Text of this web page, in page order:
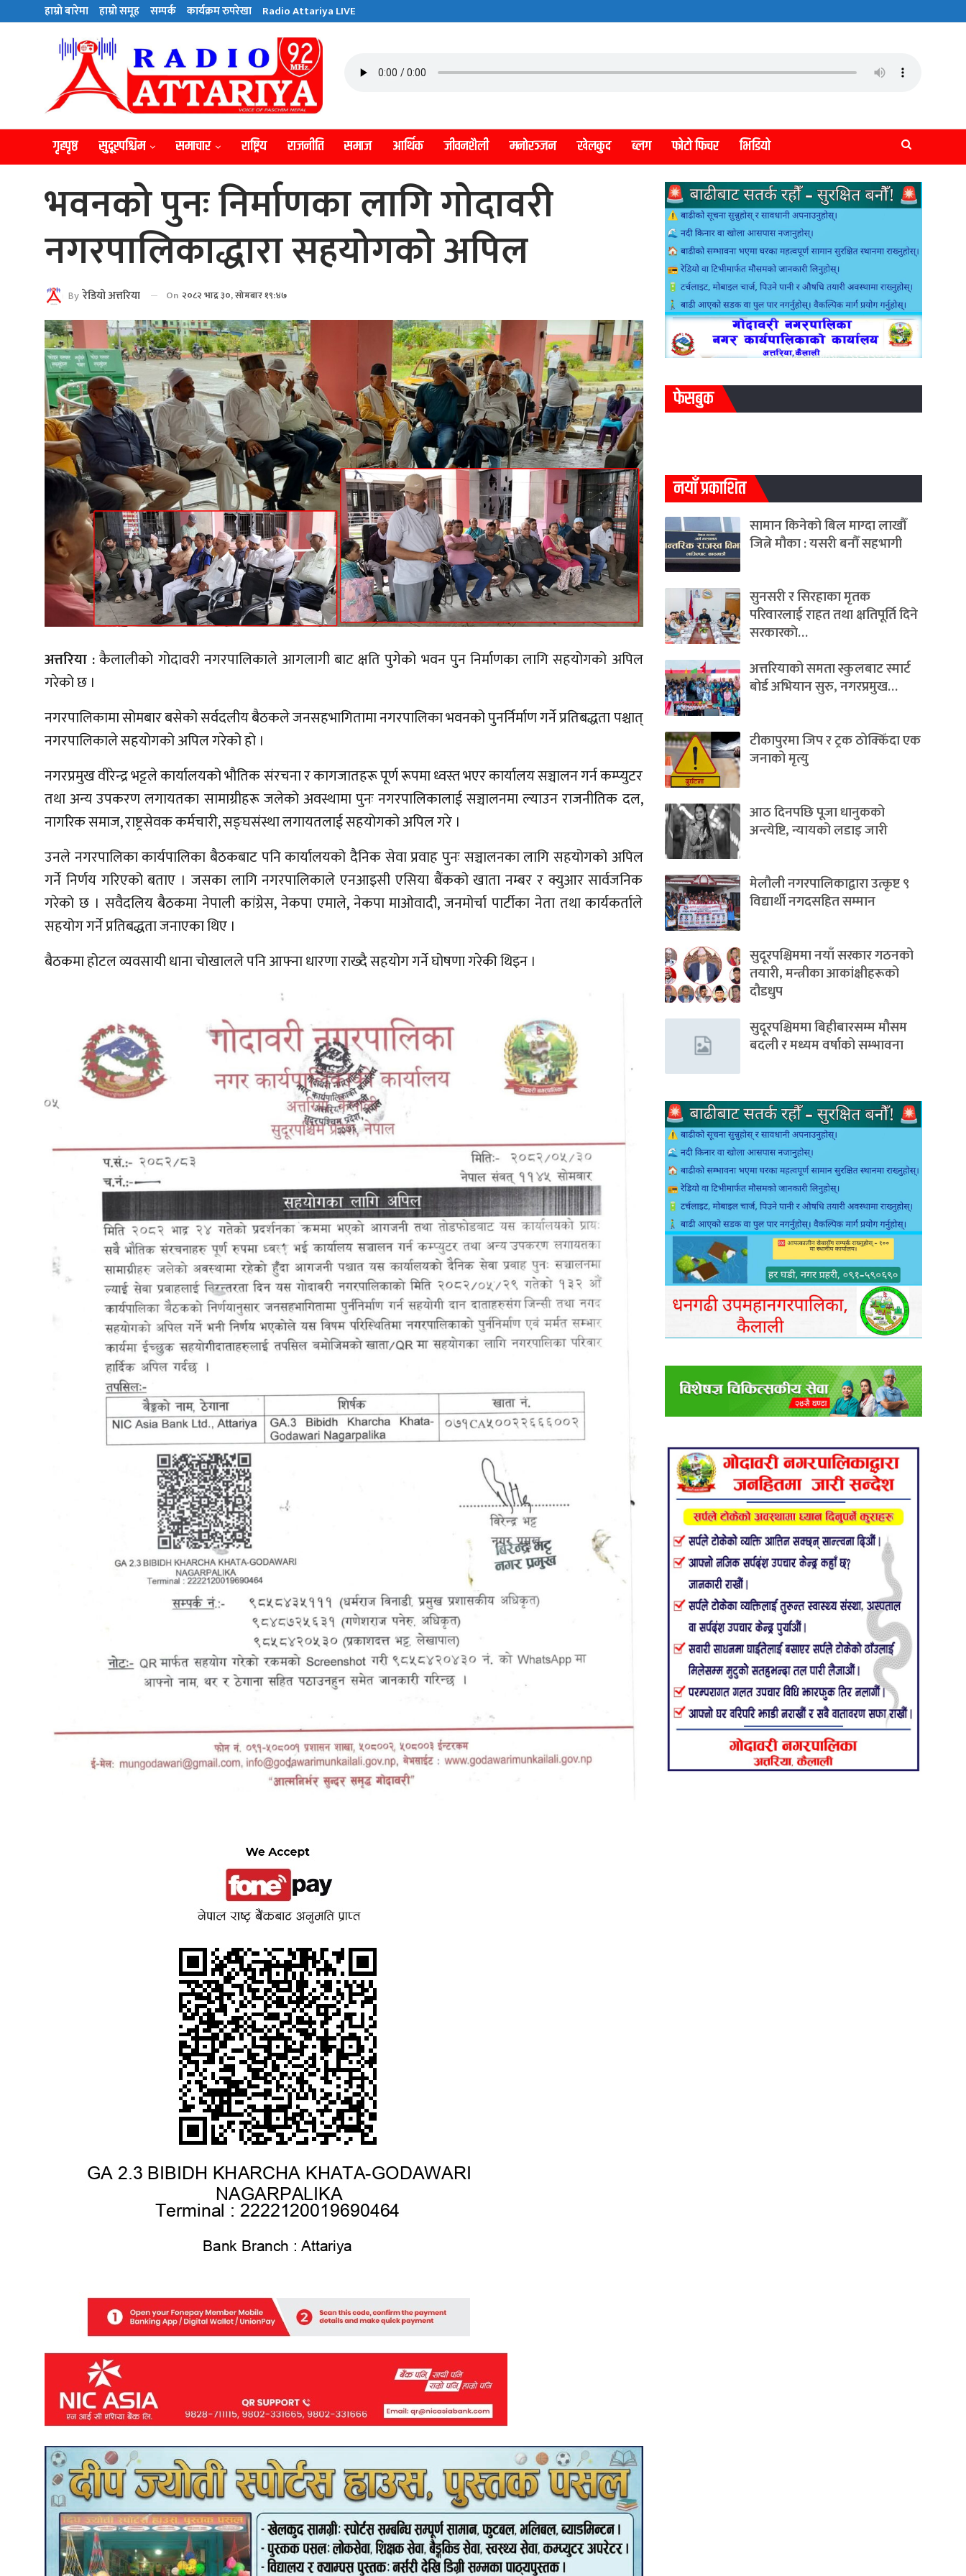
हाम्राे बारेमा हाम्राे समूह सम्पर्क कार्यक्रम रुपरेखा Radio Attariya LIVE
गृहपृष्ठ सुदूरपश्चिम समाचार राष्ट्रिय राजनीति समाज आर्थिक जीवनशैली मनाेरञ्जन खेलकुद ब्लग फोटो फिचर भिडियो
भवनको पुनः निर्माणका लागि गोदावरी
नगरपालिकाद्धारा सहयोगको अपिल
By रेडियाे अत्तरिया On २०८२ भाद्र ३०, सोमबार १९:४७
अत्तरिया :कैलालीको गोदावरी नगरपालिकाले आगलागी बाट क्षति पुगेको भवन पुन निर्माणका लागि सहयोगको अपिल
गरेको छ ।
नगरपालिकामा सोमबार बसेको सर्वदलीय बैठकले जनसहभागितामा नगरपालिका भवनको पुनर्निर्माण गर्ने प्रतिबद्धता पश्चात्
नगरपालिकाले सहयोगको अपिल गरेको हो ।
नगरप्रमुख वीरेन्द्र भट्टले कार्यालयको भौतिक संरचना र कागजातहरू पूर्ण रूपमा ध्वस्त भएर कार्यालय सञ्चालन गर्न कम्प्युटर
तथा अन्य उपकरण लगायतका सामाग्रीहरू जलेको अवस्थामा पुनः नगरपालिकालाई सञ्चालनमा ल्याउन राजनीतिक दल,
नागरिक समाज, राष्ट्रसेवक कर्मचारी, सङ्घसंस्था लगायतलाई सहयोगको अपिल गरे ।
उनले नगरपालिका कार्यपालिका बैठकबाट पनि कार्यालयको दैनिक सेवा प्रवाह पुनः सञ्चालनका लागि सहयोगको अपिल
गर्ने निर्णय गरिएको बताए । जसका लागि नगरपालिकाले एनआइसी एसिया बैंकको खाता नम्बर र क्युआर सार्वजनिक
गरेको छ । सवैदलिय बैठकमा नेपाली कांग्रेस, नेकपा एमाले, नेकपा माओवादी, जनमोर्चा पार्टीका नेता तथा कार्यकर्ताले
सहयोग गर्ने प्रतिबद्धता जनाएका थिए ।
बैठकमा होटल व्यवसायी धाना चोखालले पनि आफ्ना धारणा राख्दै सहयोग गर्ने घोषणा गरेकी थिइन ।
फेसबुक
नयाँ प्रकाशित
सामान किनेको बिल माग्दा लाखौँ
जित्ने मौका : यसरी बनौँ सहभागी
सुनसरी र सिरहाका मृतक
परिवारलाई राहत तथा क्षतिपूर्ति दिने
सरकारकाे…
अत्तरियाको समता स्कुलबाट स्मार्ट
बोर्ड अभियान सुरु, नगरप्रमुख…
टीकापुरमा जिप र ट्रक ठोक्किँदा एक
जनाको मृत्यु
आठ दिनपछि पूजा धानुकको
अन्त्येष्टि, न्यायको लडाइ जारी
मेलौली नगरपालिकाद्वारा उत्कृष्ट ९
विद्यार्थी नगदसहित सम्मान
सुदूरपश्चिममा नयाँ सरकार गठनको
तयारी, मन्त्रीका आकांक्षीहरूको
दौडधुप
सुदूरपश्चिममा बिहीबारसम्म मौसम
बदली र मध्यम वर्षाको सम्भावना